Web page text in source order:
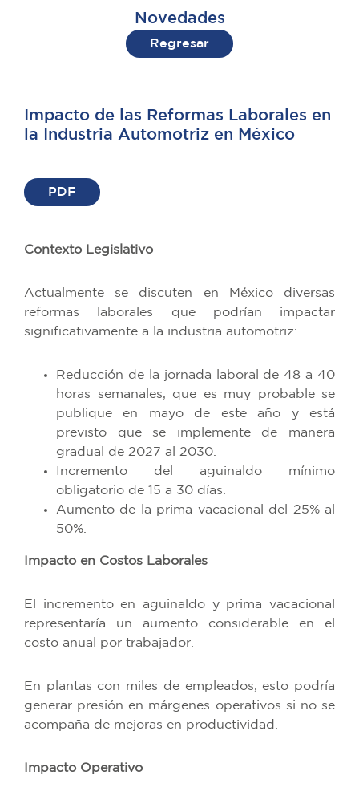
Novedades
Regresar
Impacto de las Reformas Laborales en
la Industria Automotriz en México
PDF
Contexto Legislativo
Actualmente se discuten en México diversas
reformas laborales que podrían impactar
significativamente a la industria automotriz:
Reducción de la jornada laboral de 48 a 40
horas semanales, que es muy probable se
publique en mayo de este año y está
previsto que se implemente de manera
gradual de 2027 al 2030.
Incremento del aguinaldo mínimo
obligatorio de 15 a 30 días.
Aumento de la prima vacacional del 25% al
50%.
Impacto en Costos Laborales
El incremento en aguinaldo y prima vacacional
representaría un aumento considerable en el
costo anual por trabajador.
En plantas con miles de empleados, esto podría
generar presión en márgenes operativos si no se
acompaña de mejoras en productividad.
Impacto Operativo